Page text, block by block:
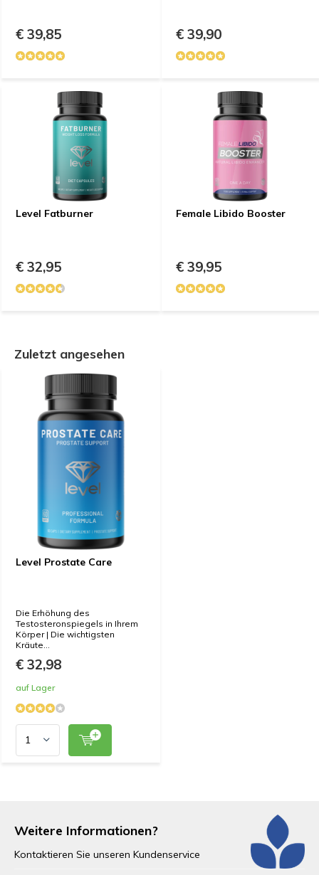
€ 39,85 € 39,90
Level Fatburner
€ 32,95
Female Libido Booster
€ 39,95
Zuletzt angesehen
Level Prostate Care
Die Erhöhung des
Testosteronspiegels in Ihrem
Körper | Die wichtigsten
Kräute...
€ 32,98
auf Lager
Weitere Informationen?
Kontaktieren Sie unseren Kundenservice